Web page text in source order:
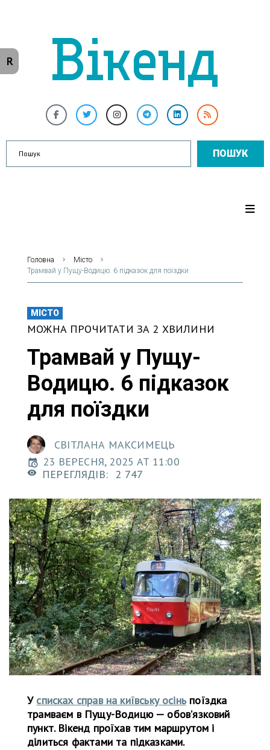
ПОШУК
Головна
Місто
Трамвай у Пущу-Водицю. 6 підказок для поїздки
МІСТО
МОЖНА ПРОЧИТАТИ ЗА 2 ХВИЛИНИ
Трамвай у Пущу-
Водицю. 6 підказок
для поїздки
СВІТЛАНА МАКСИМЕЦЬ
23 ВЕРЕСНЯ, 2025 AT 11:00
ПЕРЕГЛЯДІВ: 2 747
У списках справ на київську осіньпоїздка
трамваєм в Пущу-Водицю — обов’язковий
пункт. Вікенд проїхав тим маршрутом і
ділиться фактами та підказками.
R